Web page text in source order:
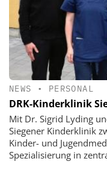
NEWS • PERSONAL
DRK-Kinderklinik
Mit Dr. Sigrid Lyding
Siegener Kinderklinik
Kinder- und
Spezialisierung in